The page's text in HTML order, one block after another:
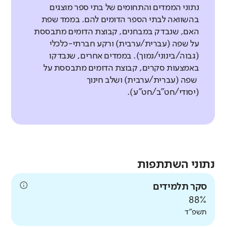
נתוני הממדים והתחומים של בתי ספר מוצגים
בהשוואה לבתי הספר הדומים להם. בממד שפת
האם, שנבדק במבחנים, קבוצת הדומים מתבססת
על שפה (עברית/ערבית) ורקע חברתי-כלכלי
(גבוה/בינוני/נמוך). בממדים אחרים, שנבדקו
באמצעות סקרים, קבוצת הדומים מתבססת על
שפה (עברית/ערבית) ושלב חינוך
(יסודי/חט"ב/חט"ע).
נתוני השתתפות
סקר תלמידים
88%
תשפ"ד